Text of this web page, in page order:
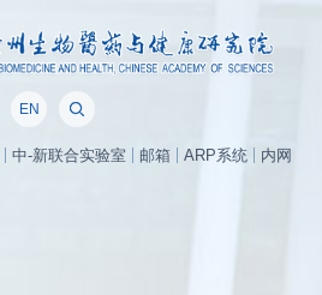
EN
中-新联合实验室 邮箱 ARP系统 内网